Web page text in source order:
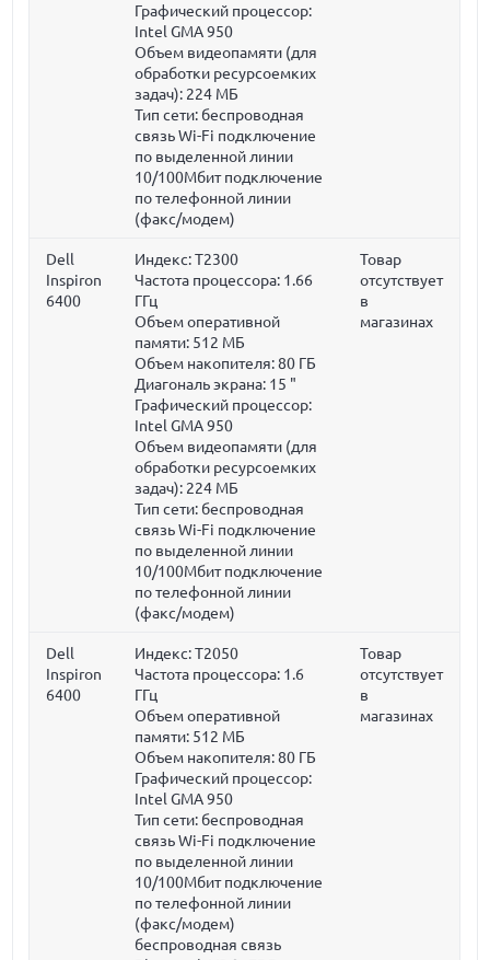
Графический процессор:
Intel GMA 950
Объем видеопамяти (для
обработки ресурсоемких
задач): 224 МБ
Тип сети: беспроводная
связь Wi-Fi подключение
по выделенной линии
10/100Мбит подключение
по телефонной линии
(факс/модем)
Dell
Inspiron
6400
Индекс: T2300
Частота процессора: 1.66
ГГц
Объем оперативной
памяти: 512 МБ
Объем накопителя:80 ГБ
Диагональ экрана: 15 "
Графический процессор:
Intel GMA 950
Объем видеопамяти (для
обработки ресурсоемких
задач): 224 МБ
Тип сети: беспроводная
связь Wi-Fi подключение
по выделенной линии
10/100Мбит подключение
по телефонной линии
(факс/модем)
Товар
отсутствует
в
магазинах
Dell
Inspiron
6400
Индекс: T2050
Частота процессора: 1.6
ГГц
Объем оперативной
памяти: 512 МБ
Объем накопителя:80 ГБ
Графический процессор:
Intel GMA 950
Тип сети: беспроводная
связь Wi-Fi подключение
по выделенной линии
10/100Мбит подключение
по телефонной линии
(факс/модем)
беспроводная связь
Товар
отсутствует
в
магазинах